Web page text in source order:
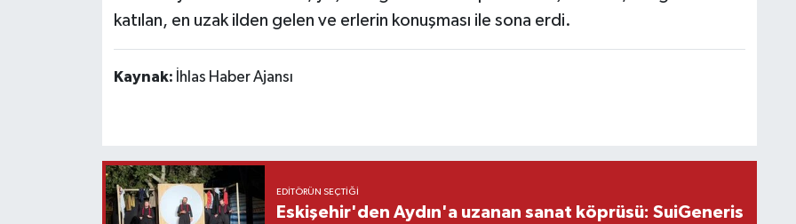
katılan, en uzak ilden gelen ve erlerin konuşması ile sona erdi.
Kaynak: İhlas Haber Ajansı
EDITÖRÜN SEÇTIĞI
Eskişehir'den Aydın'a uzanan sanat köprüsü: SuiGeneris